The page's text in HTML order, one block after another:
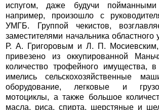
испугом, даже будучи
например, произошло с
УМГБ. Группой чекистов,
заместителями начальника
Р. А. Григоровым и Л. П.
привезено из оккупированной
количество трофейного имущества, в
имелись сельскохозяйственные
оборудование, легковые и
мотоциклы, а также большое
масла, риса, спирта, шерстяные и